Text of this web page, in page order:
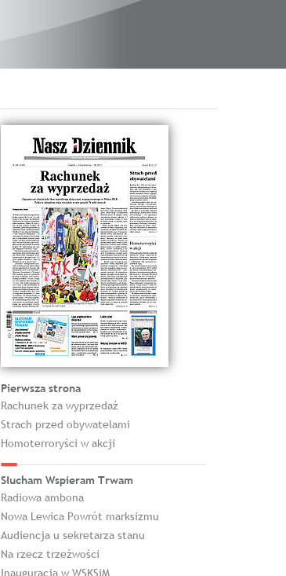
Pierwsza strona
Rachunek za wyprzedaż
Strach przed obywatelami
Homoterroryści w akcji
Słucham Wspieram Trwam
Radiowa ambona
Nowa Lewica Powrót marksizmu
Audiencja u sekretarza stanu
Na rzecz trzeźwości
Inauguracja w WSKSiM